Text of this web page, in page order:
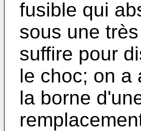
fusible qui
sous une
suffire pour
le choc; on a
la borne